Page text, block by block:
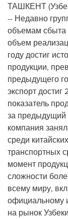
ТАШКЕНТ
-- Недавно
объемам сбыта
объем
году достиг
продукции,
предыдущего
экспорт
показатель
за предыдущий
компания
среди
транспортных
момент
сложности
всему миру,
официальному
на рынок